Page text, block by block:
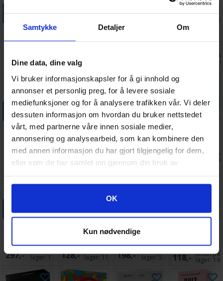
Samtykke Detaljer Om
Dine data, dine valg
Vi bruker informasjonskapsler for å gi innhold og
annonser et personlig preg, for å levere sosiale
mediefunksjoner og for å analysere trafikken vår. Vi deler
dessuten informasjon om hvordan du bruker nettstedet
vårt, med partnerne våre innen sosiale medier,
annonsering og analysearbeid, som kan kombinere den
med annen informasjon du har gjort tilgjengelig for dem,
eller som de har samlet inn gjennom din bruk av
Googles retningslinjer for personvern
OK
Kun nødvendige
0-100 Mini -
SVENSK
159,- lager: 1
71 Grader
Nord Spillet
387,-
Go Samtale
Legg i
Trivial Pursuit
Ventes inn
27.08.2026
Legg i handlekurven
Jippijaja Quiz
Reise &
Eventyr
Kortspill
138,- Antall på
lager:1
Legg i handlekurven
Ingeniørspillet
Brettspill
Antall på
lager:6
Legg i handlekurven
5 på topp
Brettspill
248,- Antall på
lager:4
Legg i
Mat & Drikke
KortspillAntall på
10
Legg i handlekurven
Brettspill
297,- lager:1
Legg i handlekurven
Brettspill
128,- lager: 11
Legg i handlekurven
Brettspill -
Norsk utgave
198,- lager:5
Legg i
30%
118,- Antall på
lager: 19